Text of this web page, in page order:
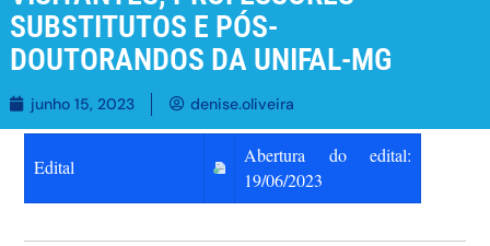
SUBSTITUTOS E PÓS-
DOUTORANDOS DA UNIFAL-MG
junho 15, 2023 denise.oliveira
Edital
Abertura do edital:
19/06/2023